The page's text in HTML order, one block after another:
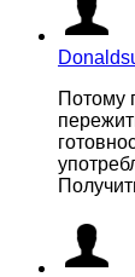
Потому